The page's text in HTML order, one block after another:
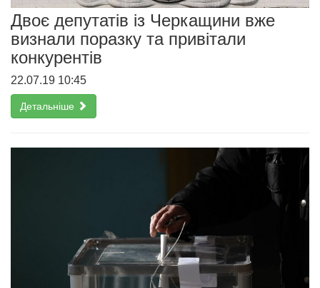
Двоє депутатів із Черкащини вже
визнали поразку та привітали
конкурентів
22.07.19 10:45
Детальніше